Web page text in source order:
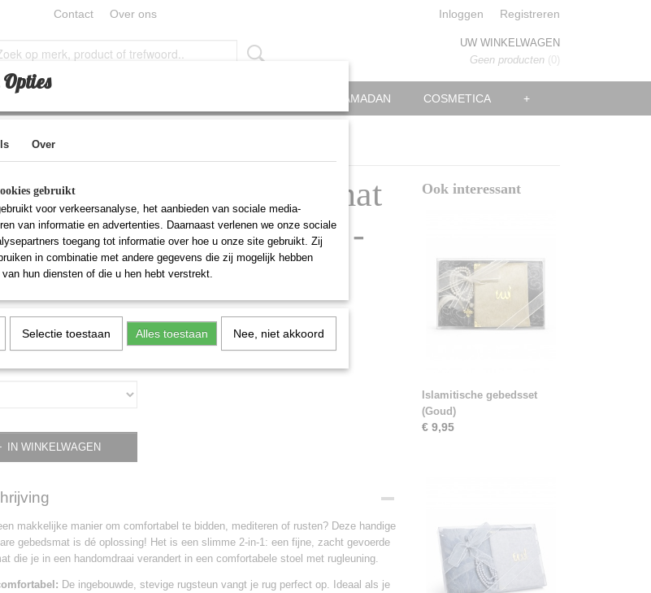
Contact Over ons Inloggen Registreren
UW WINKELWAGEN
Geen producten (0)
EID EN RAMADAN COSMETICA +
- Groen
opvouwbare gebedsmat
verstelbare rugleuning -
(inclusief btw 21%)
IN WINKELWAGEN
makkelijke manier om comfortabel te bidden, mediteren of rusten? Deze handige
gebedsmat is dé oplossing! Het is een slimme 2-in-1: een fijne, zacht gevoerde
die je in een handomdraai verandert in een comfortabele stoel met rugleuning.
De ingebouwde, stevige rugsteun vangt je rug perfect op. Ideaal als je
Ook interessant
Islamitische gebedsset
(Goud)
€ 9,95
Over
gebruikt
voor verkeersanalyse, het aanbieden van sociale media-
van informatie en advertenties. Daarnaast verlenen we onze sociale
toegang tot informatie over hoe u onze site gebruikt. Zij
in combinatie met andere gegevens die zij mogelijk hebben
hun diensten of die u hen hebt verstrekt.
Selectie toestaan Alles toestaan Nee, niet akkoord